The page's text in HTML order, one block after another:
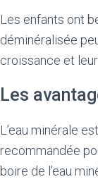
Les enfants ont
déminéralisée
croissance et
Les
L’eau minérale
recommandée
boire de l’eau